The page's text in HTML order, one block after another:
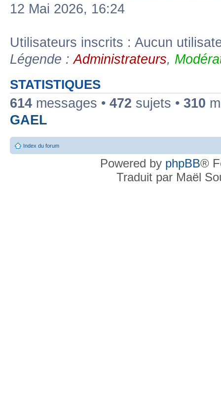
12 Mai 2026, 16:24
Utilisateurs inscrits : Aucun
Légende :Administrateurs,
STATISTIQUES
614 messages • 472 sujets • 310
GAEL
Index du forum
Powered by phpBB®
Traduit par Maël